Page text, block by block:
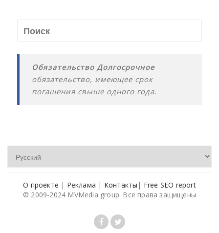
Обязательство Долгосрочное
обязательство, имеющее срок
погашения свыше одного года.
О проекте | Реклама | Контакты | Free SEO report
© 2009-2024 MVMedia group. Все права защищены